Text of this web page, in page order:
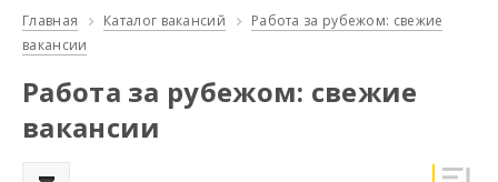
Главная Каталог вакансий
Работа за рубежом: свежие
вакансии
Работа за рубежом: свежие
вакансии